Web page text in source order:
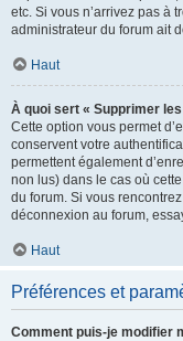
etc. Si vous n’arrivez pas à
administrateur du forum ait
Haut
À quoi sert « Supprimer
Cette option vous permet
conservent votre
permettent également
non lus) dans le cas où
du forum. Si vous
déconnexion au forum,
Haut
Préférences et
Comment puis-je modifier